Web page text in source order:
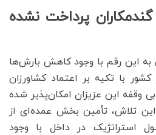
گندمکاران پرداخت نشده
به این رقم با وجود کاهش بارش‌ها
با تکیه بر اعتماد کشاورزان
وقفه این عزیزان امکان‌پذیر شده
تلاش، تأمین بخش عمده‌ای از
استراتژیک در داخل با وجود